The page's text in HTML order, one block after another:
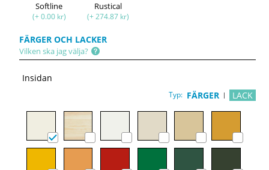
Softline
(+ 0.00 kr)
Rustical
(+ 274.87 kr)
FÄRGER OCH LACKER
Vilken ska jag välja?
Insidan
Typ: FÄRGER LACK